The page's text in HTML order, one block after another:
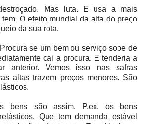
Mas luta. E usa a mais
tem. O efeito mundial da alta do preço
da sua rota.
se um bem ou serviço sobe de
cai a procura. E tenderia a
anterior. Vemos isso nas safras
altas trazem preços menores. São
bens são assim. P.ex. os bens
Que tem demanda estável